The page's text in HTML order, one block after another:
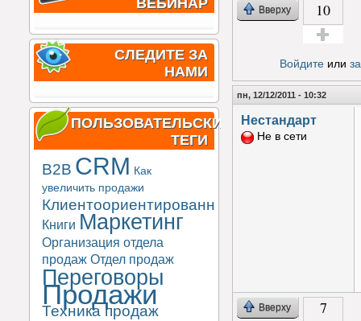
ВЕБИНАР
СЛЕДИТЕ ЗА
НАМИ
ПОЛЬЗОВАТЕЛЬСКИЕ
ТЕГИ
B2B CRM Как
увеличить продажи
Клиентоориентированность
Книги Маркетинг
Организация отдела
продаж Отдел продаж
Переговоры
Продажи
Техника продаж
Вверху 10
Войдитеили
пн, 12/12/2011 - 10:32
Нестандарт
Не в сети
Вверху 7